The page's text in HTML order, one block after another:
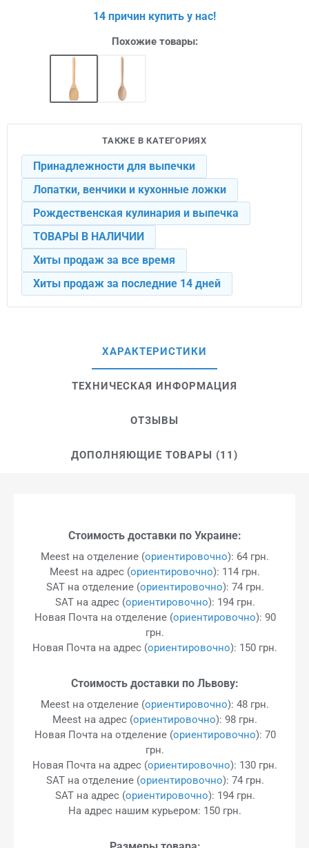
14 причин купить у нас!
Похожие товары:
ТАКЖЕ В КАТЕГОРИЯХ
Принадлежности для выпечки
Лопатки, венчики и кухонные ложки
Рождественская кулинария и выпечка
ТОВАРЫ В НАЛИЧИИ
Хиты продаж за все время
Хиты продаж за последние 14 дней
ХАРАКТЕРИСТИКИ
ТЕХНИЧЕСКАЯ ИНФОРМАЦИЯ
ОТЗЫВЫ
ДОПОЛНЯЮЩИЕ ТОВАРЫ (11)
Стоимость доставки по Украине:
Meest на отделение (ориентировочно): 64 грн.
Meest на адрес (ориентировочно): 114 грн.
SAT на отделение (ориентировочно): 74 грн.
SAT на адрес (ориентировочно): 194 грн.
Новая Почта на отделение (ориентировочно): 90
грн.
Новая Почта на адрес (ориентировочно): 150 грн.
Стоимость доставки по Львову:
Meest на отделение (ориентировочно): 48 грн.
Meest на адрес (ориентировочно): 98 грн.
Новая Почта на отделение (ориентировочно): 70
грн.
Новая Почта на адрес (ориентировочно): 130 грн.
SAT на отделение (ориентировочно): 74 грн.
SAT на адрес (ориентировочно): 194 грн.
На адрес нашим курьером: 150 грн.